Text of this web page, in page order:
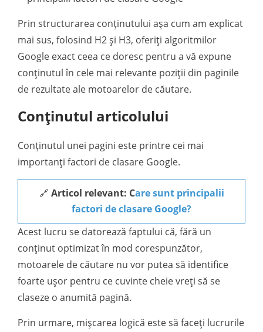
Prin structurarea conținutului așa cum am explicat
mai sus, folosind H2 și H3, oferiți algoritmilor
Google exact ceea ce doresc pentru a vă expune
conținutul în cele mai relevante poziții din paginile
de rezultate ale motoarelor de căutare.
Conținutul articolului
Conținutul unei pagini este printre cei mai
importanți factori de clasare Google.
🔗 Articol relevant: Care sunt principalii
factori de clasare Google?
Acest lucru se datorează faptului că, fără un
conținut optimizat în mod corespunzător,
motoarele de căutare nu vor putea să identifice
foarte ușor pentru ce cuvinte cheie vreți să se
claseze o anumită pagină.
Prin urmare, mișcarea logică este să faceți lucrurile